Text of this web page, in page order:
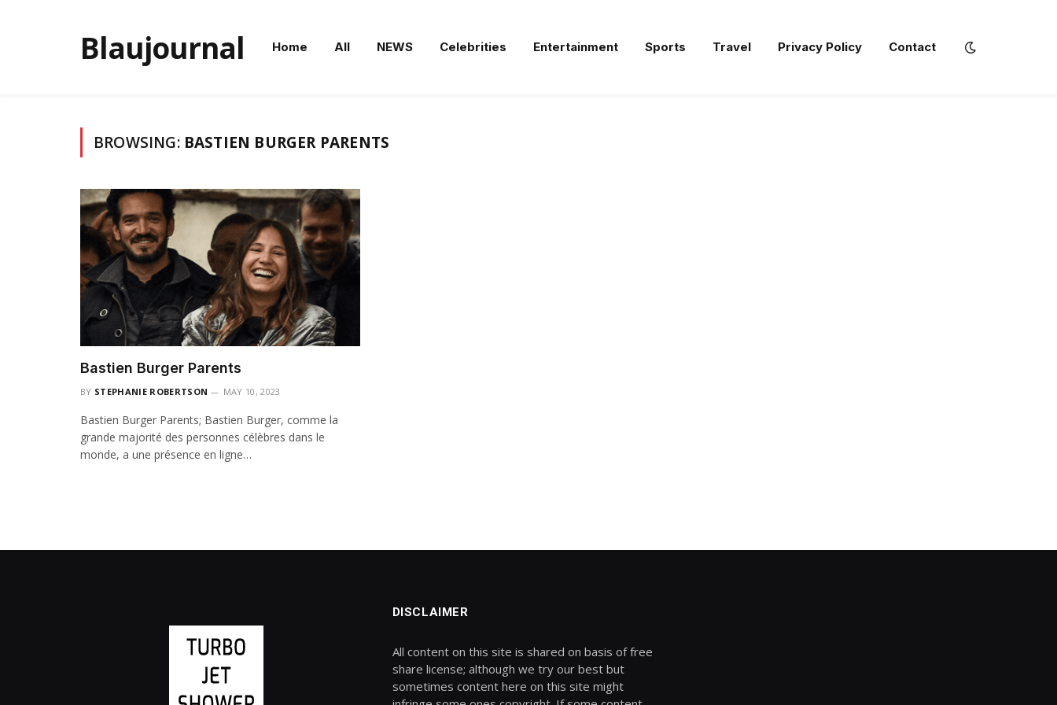
Blaujournal Home All NEWS Celebrities Entertainment Sports Travel Privacy Policy Contact
BROWSING: BASTIEN BURGER PARENTS
Bastien Burger Parents
BY STEPHANIE ROBERTSON MAY 10, 2023
Bastien Burger Parents; Bastien Burger, comme la
grande majorité des personnes célèbres dans le
monde, a une présence en ligne…
DISCLAIMER
All content on this site is shared on basis of free
share license; although we try our best but
sometimes content here on this site might